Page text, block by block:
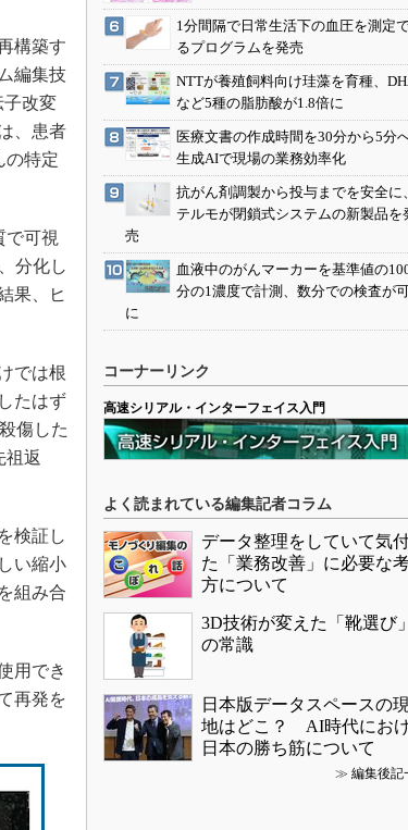
構築す
編集技
子改変
、患者
の特定
で可視
分化し
果、ヒ
では根
たはず
傷した
祖返
検証し
い縮小
組み合
用でき
再発を
1分間隔で日常生活下の血圧を測定
るプログラムを発売
NTTが養殖飼料向け珪藻を育種、
など5種の脂肪酸が1.8倍に
医療文書の作成時間を30分から5分へ
生成AIで現場の業務効率化
抗がん剤調製から投与までを安全に、
テルモが閉鎖式システムの新製品を
売
血液中のがんマーカーを基準値の
分の1濃度で計測、数分での検査が
に
コーナーリンク
高速シリアル・インターフェイス入門
よく読まれている編集記者コラム
データ整理をしていて気
た「業務改善」に必要な
方について
3D技術が変えた「靴選び」
の常識
日本版データスペースの
地はどこ？ AI時代にお
日本の勝ち筋について
≫ 編集後記